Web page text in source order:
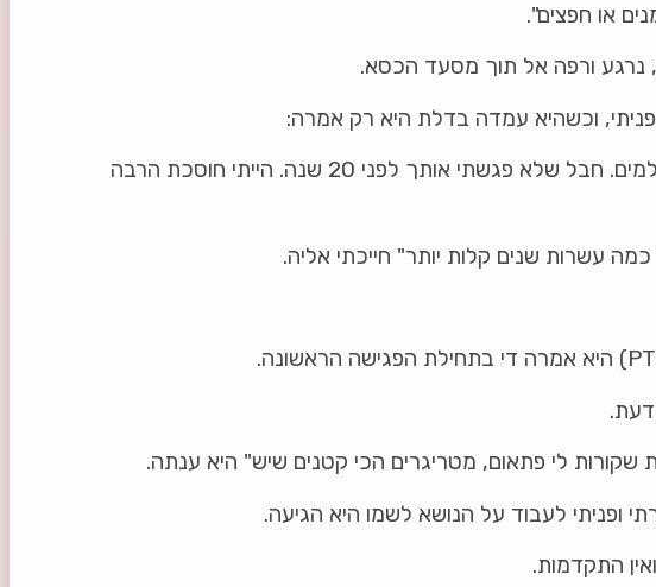
או חפצים".
נרגע ורפה אל תוך מסעד הכסא.
וכשהיא עמדה בדלת היא רק אמרה:
"שתדעי לך, שהפגישה הזו שווה חיים שלמים. חבל שלא פגשתי אותך לפני 20 שנה. הייתי חוסכת הרבה
עשרות שנים קלות יותר" חייכתי אליה.
שקורות לי פתאום, מטריגרים הכי קטנים שיש" היא ענתה.
ופניתי לעבוד על הנושא לשמו היא הגיעה.
התקדמות.